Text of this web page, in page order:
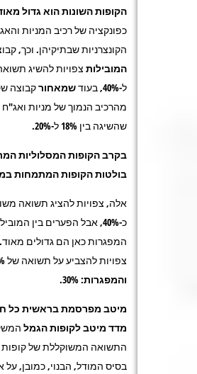
הקופות השונות הוא גדול
כפונקציה של רכיב המניות
הקונצרניות שבתיקיהן. וכך,
המובילות
ל-40%, בעוד
שמאחורקבוצה
מהרכיב הנמוך של מניות ואג"ח
שהשיגה בין 18% ל-20%.
בקרב הקופות המסלוליות
בולטות הקופות המתמחות
אלה, צפויות להציג תשואה
כ-40%, אבל הפערים בין
המפגרות כאן הם גדולים מאוד.
צפויות להצביע על תשואה של 80%
והמפגרות: 30%.
מיטב מפרסמת בראשית כל
מדד מיטב לקופות הגמל
התשואה המשוקללת של
בסיס המודל, הבנוי, כמובן, על